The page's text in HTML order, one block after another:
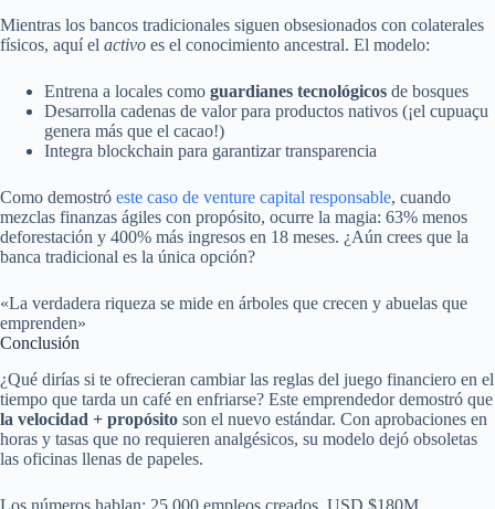
Mientras los bancos tradicionales siguen obsesionados con colaterales
físicos, aquí el activo es el conocimiento ancestral. El modelo:
Entrena a locales como guardianes tecnológicos de bosques
Desarrolla cadenas de valor para productos nativos (¡el cupuaçu
genera más que el cacao!)
Integra blockchain para garantizar transparencia
Como demostró este caso de venture capital responsable, cuando
mezclas finanzas ágiles con propósito, ocurre la magia: 63% menos
deforestación y 400% más ingresos en 18 meses. ¿Aún crees que la
banca tradicional es la única opción?
«La verdadera riqueza se mide en árboles que crecen y abuelas que
emprenden»
Conclusión
¿Qué dirías si te ofrecieran cambiar las reglas del juego financiero en el
tiempo que tarda un café en enfriarse? Este emprendedor demostró que
la velocidad + propósito son el nuevo estándar. Con aprobaciones en
horas y tasas que no requieren analgésicos, su modelo dejó obsoletas
las oficinas llenas de papeles.
Los números hablan: 25,000 empleos creados, USD $180M